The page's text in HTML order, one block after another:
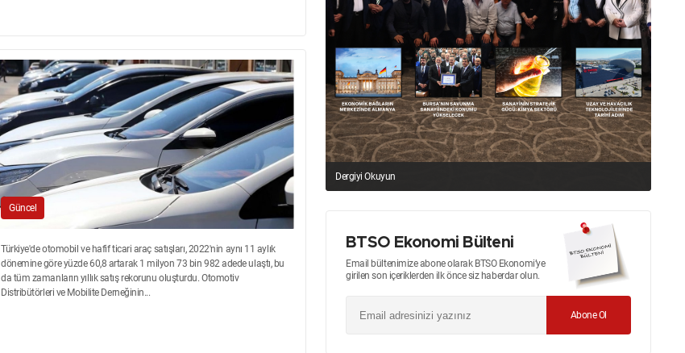
Güncel
Türkiye'de otomobil ve hafif ticari araç satışları, 2022'nin aynı 11 aylık
dönemine göre yüzde 60,8 artarak 1 milyon 73 bin 982 adede ulaştı, bu
da tüm zamanların yıllık satış rekorunu oluşturdu. Otomotiv
Distribütörleri ve Mobilite Derneğinin...
Dergiyi Okuyun
BTSO Ekonomi Bülteni
Email bültenimize abone olarak BTSO Ekonomi’ye
girilen son içeriklerden ilk önce siz haberdar olun.
Abone Ol